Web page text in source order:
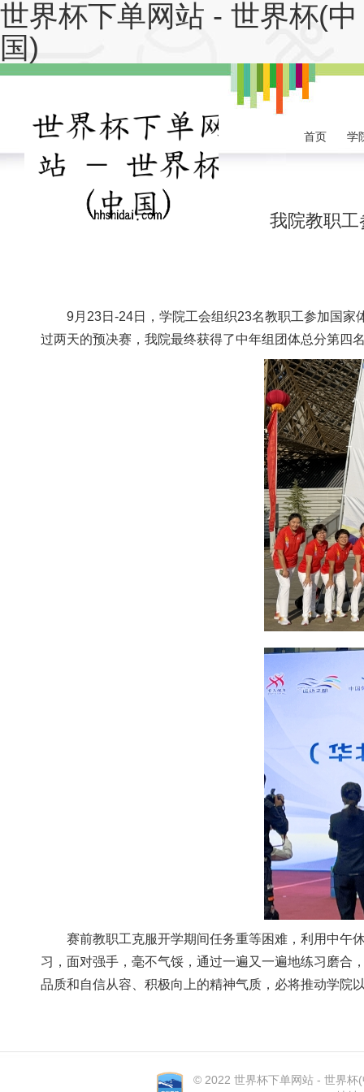
世界杯下单网站 - 世界杯(中
国)
首页 学
我院教职
9月23日-24日，学院工会组织23名教职工参加国家
过两天的预决赛，我院最终获得了中年组团体总分第四名
赛前教职工克服开学期间任务重等困难，利用中午
习，面对强手，毫不气馁，通过一遍又一遍地练习磨
品质和自信从容、积极向上的精神气质，必将推动学
© 2022 世界杯下单网站 - 世界